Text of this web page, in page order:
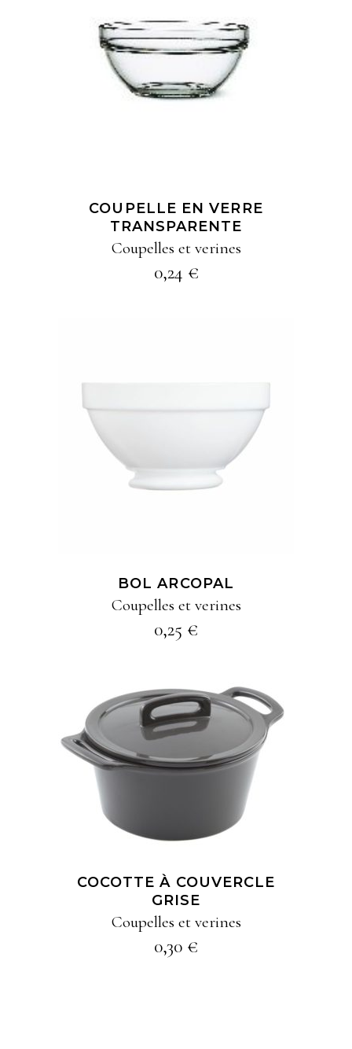
AJOUTER À MA
COUPELLE EN VERRE
TRANSPARENTE
Coupelles et verines
0,24 €
BOL ARCOPAL
Coupelles et verines
0,25 €
AJOUTER À MA
SÉLECTION
COCOTTE À COUVERCLE
GRISE
Coupelles et verines
0,30 €